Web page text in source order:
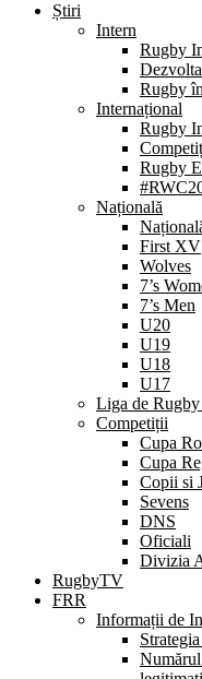
Știri
Intern
Rugby
Rugby
Internațional
Rugby
Rugby
Națională
First XV
Wolves
7’s
7’s Men
U20
U19
U18
U17
Liga de
Competiții
Cupa
Cupa
Copii si
Sevens
DNS
Oficiali
Divizia
RugbyTV
FRR
Informații de